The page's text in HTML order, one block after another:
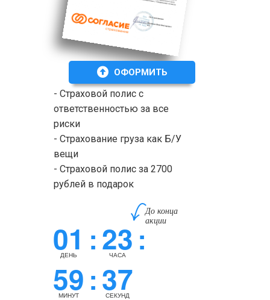
- Страховой полис с
ответственностью за все
риски
- Страхование груза как Б/У
вещи
- Страховой полис за 2700
рублей в подарок
ОФОРМИТЬ
До конца
акции
01:
ДЕНЬ 23:
ЧАСА
59:
МИНУТ 36
СЕКУНД